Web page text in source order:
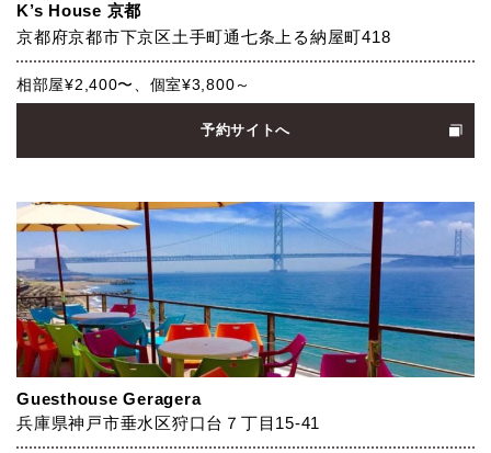
K’s House 京都
京都府京都市下京区土手町通七条上る納屋町418
相部屋¥2,400〜、個室¥3,800～
予約サイトへ
Guesthouse Geragera
兵庫県神戸市垂水区狩口台７丁目15-41